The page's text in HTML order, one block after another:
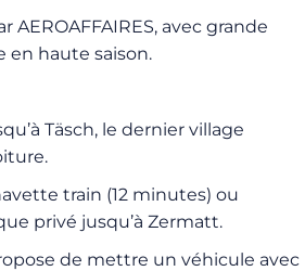
AEROAFFAIRES, avec grande
en haute saison.
Täsch, le dernier village
train (12 minutes) ou
privé jusqu’à Zermatt.
de mettre un véhicule avec